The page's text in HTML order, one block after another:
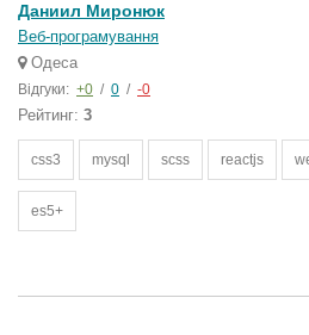
Даниил Миронюк
Веб-програмування
Одеса
Відгуки: +0 / 0 / -0
Рейтинг: 3
css3 mysql scss reactjs
es5+